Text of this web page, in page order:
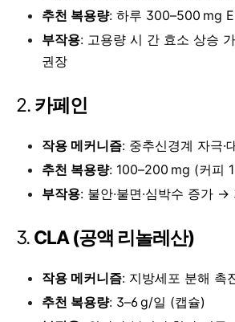
추천 복용량: 하루 300–500 mg
부작용: 고용량 시 간 효소 상승
권장
2. 카페인
작용 메커니즘: 중추신경계 자극·
추천 복용량: 100–200 mg (커피
부작용: 불안·불면·심박수 증가 →
3. CLA (공액 리놀레산)
작용 메커니즘: 지방세포 분해 촉
추천 복용량: 3–6 g/일 (캡슐)